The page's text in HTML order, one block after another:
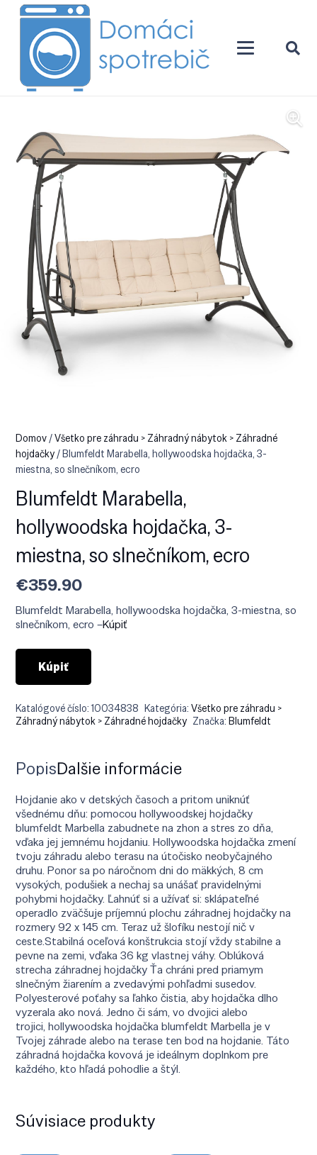
Domov/Všetko pre záhradu > Záhradný nábytok > Záhradné
hojdačky/ Blumfeldt Marabella, hollywoodska hojdačka, 3-
miestna, so slnečníkom, ecro
Blumfeldt Marabella,
hollywoodska hojdačka, 3-
miestna, so slnečníkom, ecro
€359.90
Blumfeldt Marabella, hollywoodska hojdačka, 3-miestna, so
slnečníkom, ecro –Kúpiť
Kúpiť
Katalógové číslo:10034838 Kategória:Všetko pre záhradu >
Záhradný nábytok > Záhradné hojdačky Značka:Blumfeldt
PopisĎalšie informácie
Hojdanie ako v detských časoch a pritom uniknúť
všednému dňu: pomocou hollywoodskej hojdačky
blumfeldt Marbella zabudnete na zhon a stres zo dňa,
vďaka jej jemnému hojdaniu. Hollywoodska hojdačka zmení
tvoju záhradu alebo terasu na útočisko neobyčajného
druhu. Ponor sa po náročnom dni do mäkkých, 8 cm
vysokých, podušiek a nechaj sa unášať pravidelnými
pohybmi hojdačky. Ľahnúť si a užívať si: sklápateľné
operadlo zväčšuje príjemnú plochu záhradnej hojdačky na
rozmery 92 x 145 cm. Teraz už šlofíku nestojí nič v
ceste.Stabilná oceľová konštrukcia stojí vždy stabilne a
pevne na zemi, vďaka 36 kg vlastnej váhy. Oblúková
strecha záhradnej hojdačky Ťa chráni pred priamym
slnečným žiarením a zvedavými pohľadmi susedov.
Polyesterové poťahy sa ľahko čistia, aby hojdačka dlho
vyzerala ako nová. Jedno či sám, vo dvojici alebo
trojici, hollywoodska hojdačka blumfeldt Marbella je v
Tvojej záhrade alebo na terase ten bod na hojdanie. Táto
záhradná hojdačka kovová je ideálnym doplnkom pre
každého, kto hľadá pohodlie a štýl.
Súvisiace produkty